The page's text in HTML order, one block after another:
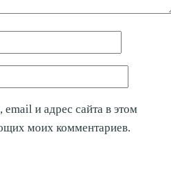
и адрес сайта в этом
моих комментариев.